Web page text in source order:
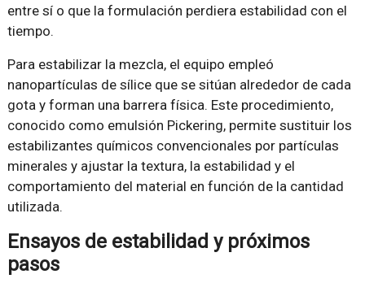
entre sí o que la formulación perdiera estabilidad con el
tiempo.
Para estabilizar la mezcla, el equipo empleó
nanopartículas de sílice que se sitúan alrededor de cada
gota y forman una barrera física. Este procedimiento,
conocido como emulsión Pickering, permite sustituir los
estabilizantes químicos convencionales por partículas
minerales y ajustar la textura, la estabilidad y el
comportamiento del material en función de la cantidad
utilizada.
Ensayos de estabilidad y próximos
pasos